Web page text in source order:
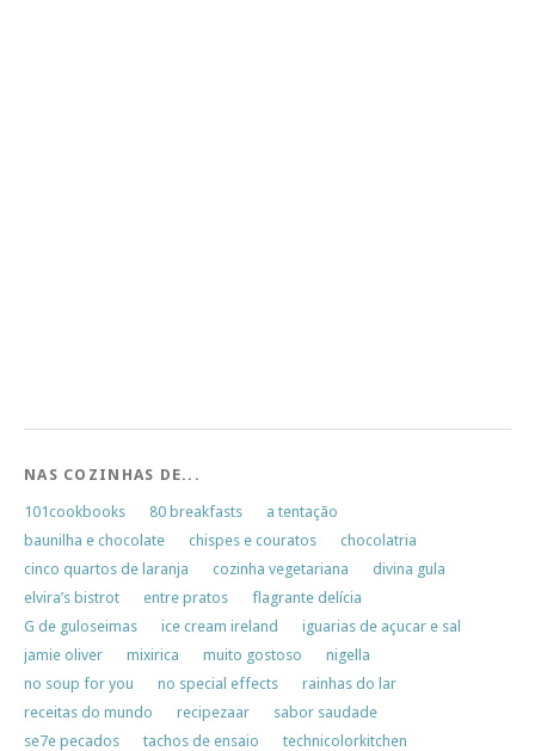
NAS COZINHAS DE...
101cookbooks 80 breakfasts
a tentação
baunilha e chocolate
chispes e couratos
chocolatria
cinco quartos de laranja
cozinha vegetariana
divina gula
elvira’s bistrot
entre pratos
flagrante delícia
G de guloseimas
ice cream ireland
iguarias de açucar e sal
jamie oliver
mixirica muito gostoso
nigella
no soup for you
no special effects
rainhas do lar
receitas do mundo
recipezaar
sabor saudade
se7e pecados
tachos de ensaio technicolorkitchen